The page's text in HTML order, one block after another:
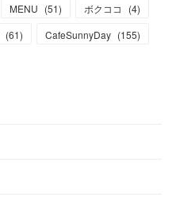
MENU (51) ボクココ (4)
(61) CafeSunnyDay (155)